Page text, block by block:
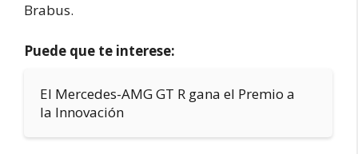
Brabus.
Puede que te interese:
El Mercedes-AMG GT R gana el Premio a
la Innovación